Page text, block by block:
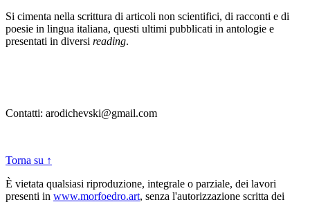
Si cimenta nella scrittura di articoli non scientifici, di racconti e di
poesie in lingua italiana, questi ultimi pubblicati in antologie e
presentati in diversi reading.
Contatti: arodichevski@gmail.com
Torna su ↑
È vietata qualsiasi riproduzione, integrale o parziale, dei lavori
presenti in www.morfoedro.art, senza l'autorizzazione scritta dei